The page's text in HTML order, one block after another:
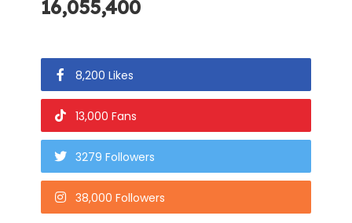
16,055,400
8,200 Likes
13,000 Fans
3279 Followers
38,000 Followers